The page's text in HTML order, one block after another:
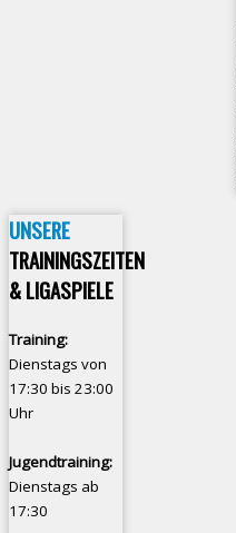
UNSERE
TRAININGSZEITEN
& LIGASPIELE
Training:
Dienstags von
17:30 bis 23:00
Uhr
Jugendtraining:
Dienstags ab
17:30